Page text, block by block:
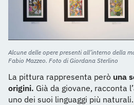
Alcune delle opere presenti all’interno della
Fabio Mazzeo. Foto di Giordana Sterlino
La pittura rappresenta però una
origini. Già da giovane, racconta
uno dei suoi linguaggi più